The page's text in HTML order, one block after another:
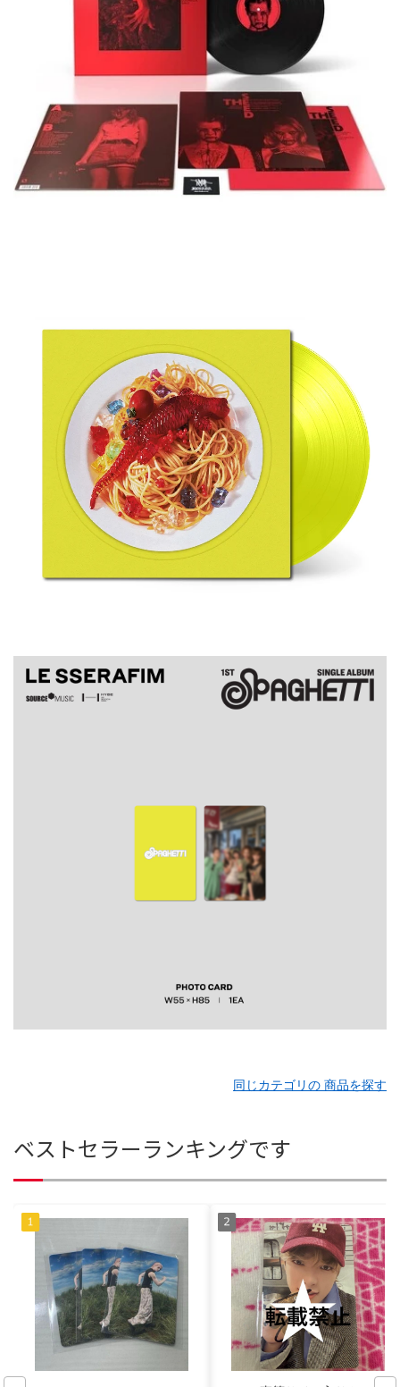
同じカテゴリの 商品を探す
ベストセラーランキングです